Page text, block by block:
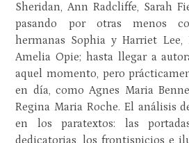
Sheridan, Ann Radcliffe, Sarah
pasando por otras menos
hermanas Sophia y Harriet
Amelia Opie; hasta llegar a
aquel momento, pero
en día, como Agnes Maria
Regina Maria Roche. El análisis
en los paratextos: las
dedicatorias, los frontispicios e